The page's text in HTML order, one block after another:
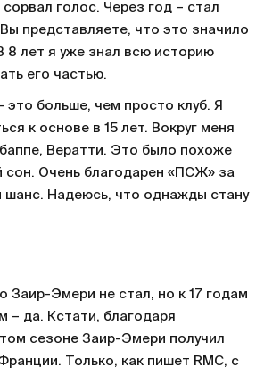
сорвал голос. Через год – стал
представляете, что это значило
8 лет я уже знал всю историю
его частью.
больше, чем просто клуб. Я
к основе в 15 лет. Вокруг меня
Вератти. Это было похоже
сон. Очень благодарен «ПСЖ» за
шанс. Надеюсь, что однажды стану
Заир-Эмери не стал, но к 17 годам
– да. Кстати, благодаря
сезоне Заир-Эмери получил
Только, как пишет RMC, с